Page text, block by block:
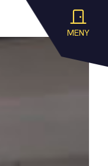
MENY